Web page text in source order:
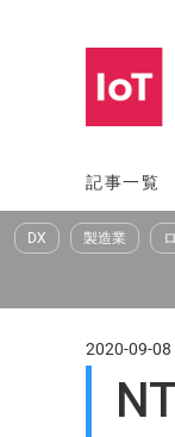
へ
ス
記事一覧
DX 製造業
2020-09-08